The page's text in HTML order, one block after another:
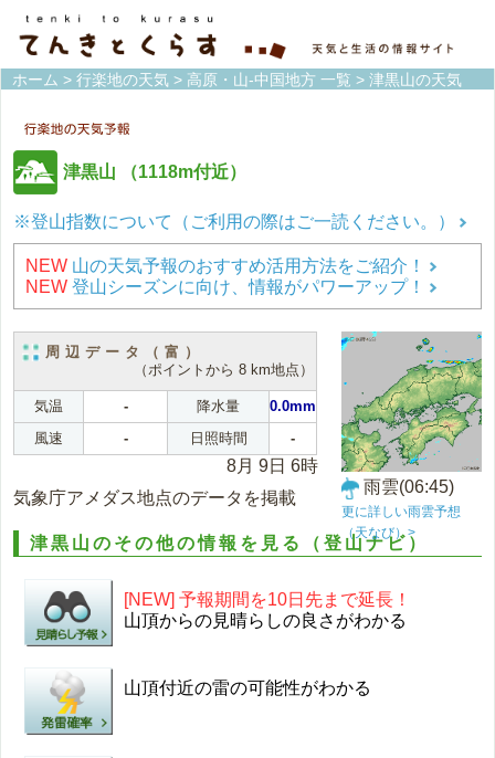
ホーム > 行楽地の天気 > 高原・山-中国地方 一覧 > 津黒山の天気
津黒山 （1118m付近）
※登山指数について（ご利用の際はご一読ください。）
NEW 山の天気予報のおすすめ活用方法をご紹介！
NEW 登山シーズンに向け、情報がパワーアップ！
周辺データ（富）
（ポイントから 8 km地点）
気温 - 降水量
0.0mm
風速
- 日照時間 -
8月 9日 6時
気象庁アメダス地点のデータを掲載
雨雲(06:45)
更に詳しい雨雲予想
（天なび）>
津黒山のその他の情報を見る（登山ナビ）
[NEW] 予報期間を10日先まで延長！
山頂からの見晴らしの良さがわかる
山頂付近の雷の可能性がわかる